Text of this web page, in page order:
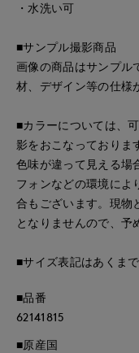
・水洗い可
■サンプル撮影商品
画像の商品はサンプル
材、デザイン等の仕様
■カラーについては、
影をおこなっておりま
色味が違って見える場
フォンなどの環境によ
合もございます。現物
となりませんので、予
■サイズ表記はあくま
■品番
62141815
■原産国